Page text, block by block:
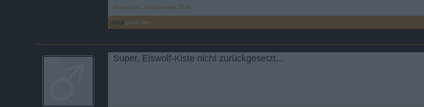
Flüstertütü 10 Dezember 2014
abfall gefällt dies.
Super, Eiswolf-Kiste nicht zurückgesetzt...